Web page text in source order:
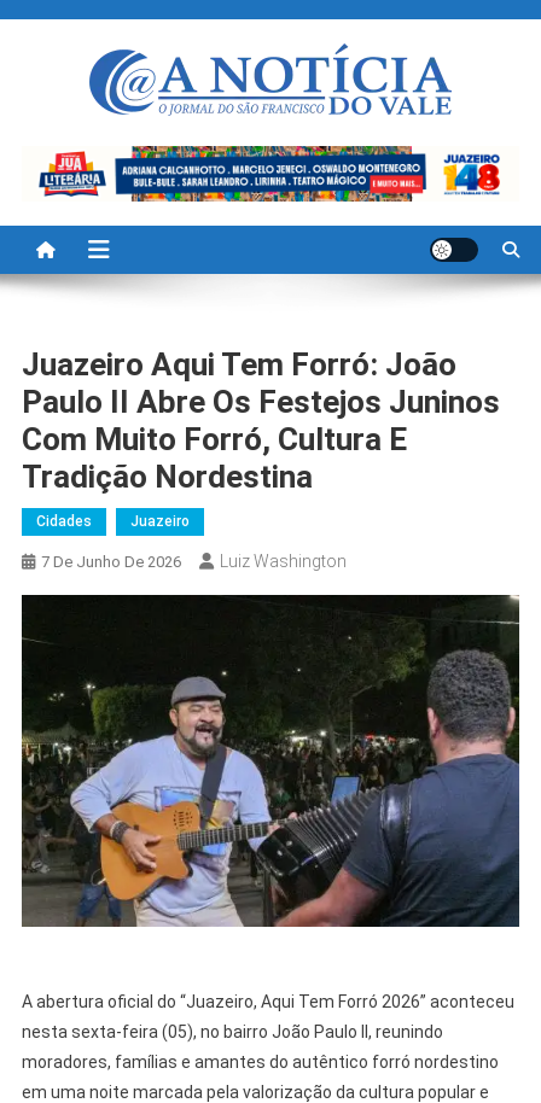
A Noticia Do Vale
Juazeiro Aqui Tem Forró: João
Paulo II Abre Os Festejos Juninos
Com Muito Forró, Cultura E
Tradição Nordestina
Cidades Juazeiro
7 De Junho De 2026 Luiz Washington
A abertura oficial do “Juazeiro, Aqui Tem Forró 2026” aconteceu
nesta sexta-feira (05), no bairro João Paulo II, reunindo
moradores, famílias e amantes do autêntico forró nordestino
em uma noite marcada pela valorização da cultura popular e